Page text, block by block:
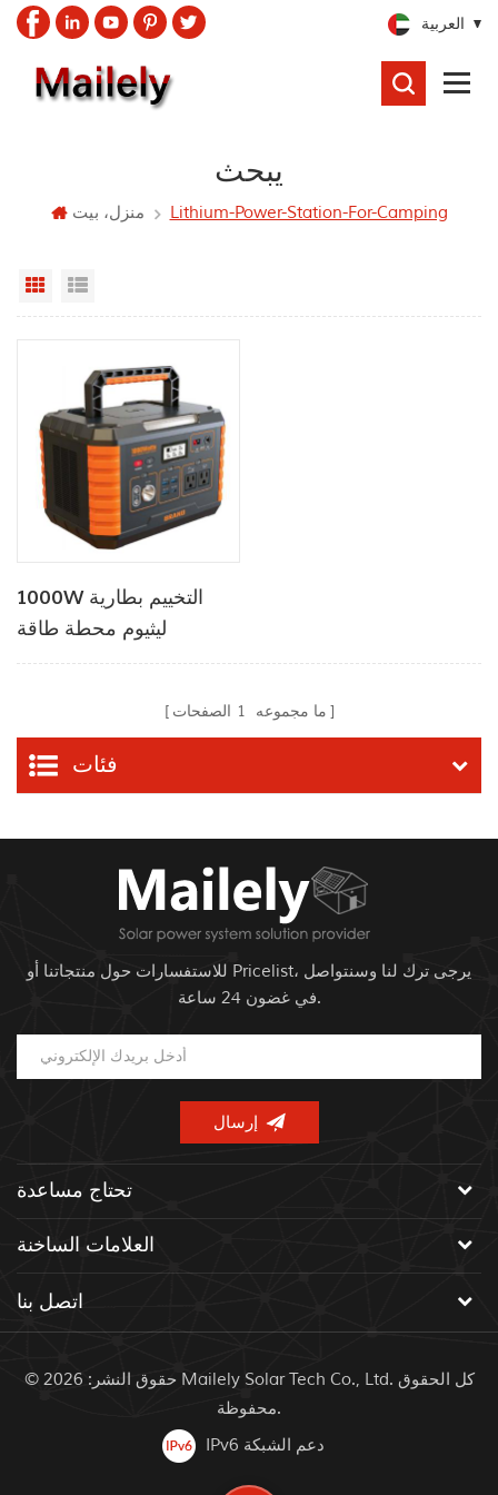
العربية
يبحث
منزل، بيت Lithium-Power-Station-For-Camping
Grid View
1000W التخييم بطارية
ليثيوم محطة طاقة
الطوارئ
ما مجموعه 1 الصفحات
فئات
للاستفسارات حول منتجاتنا أو Pricelist، يرجى ترك لنا وسنتواصل
في غضون 24 ساعة.
تحتاج مساعدة
العلامات الساخنة
اتصل بنا
© حقوق النشر: 2026 Mailely Solar Tech Co., Ltd. كل الحقوق
محفوظة.
IPv6 دعم الشبكة